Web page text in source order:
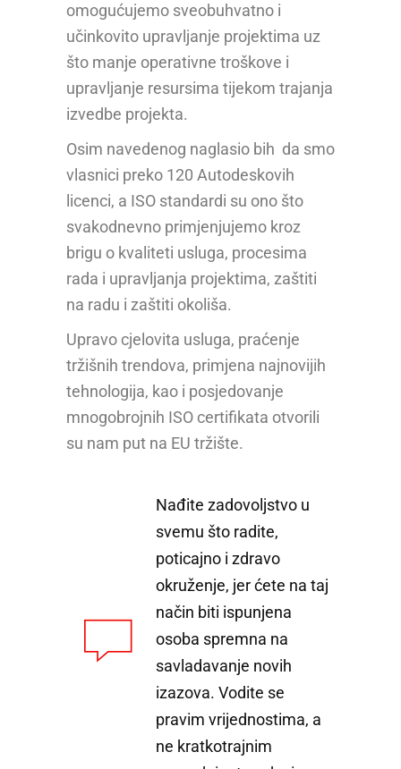
omogućujemo sveobuhvatno i
učinkovito upravljanje projektima uz
što manje operativne troškove i
upravljanje resursima tijekom trajanja
izvedbe projekta.
Osim navedenog naglasio bih da smo
vlasnici preko 120 Autodeskovih
licenci, a ISO standardi su ono što
svakodnevno primjenjujemo kroz
brigu o kvaliteti usluga, procesima
rada i upravljanja projektima, zaštiti
na radu i zaštiti okoliša.
Upravo cjelovita usluga, praćenje
tržišnih trendova, primjena najnovijih
tehnologija, kao i posjedovanje
mnogobrojnih ISO certifikata otvorili
su nam put na EU tržište.
Nađite zadovoljstvo u
svemu što radite,
poticajno i zdravo
okruženje, jer ćete na taj
način biti ispunjena
osoba spremna na
savladavanje novih
izazova. Vodite se
pravim vrijednostima, a
ne kratkotrajnim